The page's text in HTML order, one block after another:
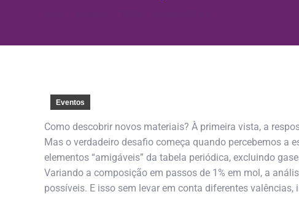
Eventos
Como descobrir novos materiais? À primeira vista, a
Mas o verdadeiro desafio começa quando percebemos a
elementos “amigáveis” da tabela periódica, excluindo
Variando a composição em passos de 1% em mol, a
possíveis. E isso sem levar em conta diferentes